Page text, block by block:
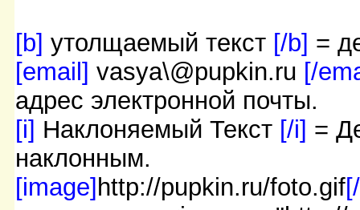
[b] утолщаемый текст [/b] =
[email] vasya\@pupkin.ru [/
адрес электронной почты.
[i] Наклоняемый Текст [/i] =
наклонным.
[image] http://pupkin.ru/foto.gif